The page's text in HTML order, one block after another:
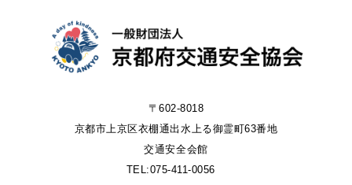
〒602-8018
京都市上京区衣棚通出水上る御霊町63番地
交通安全会館
TEL:075-411-0056